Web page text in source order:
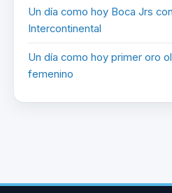
Un día como hoy Boca Jrs
Intercontinental
Un día como hoy primer oro
femenino